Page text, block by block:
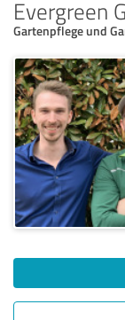
Evergreen
Gartenpflege und